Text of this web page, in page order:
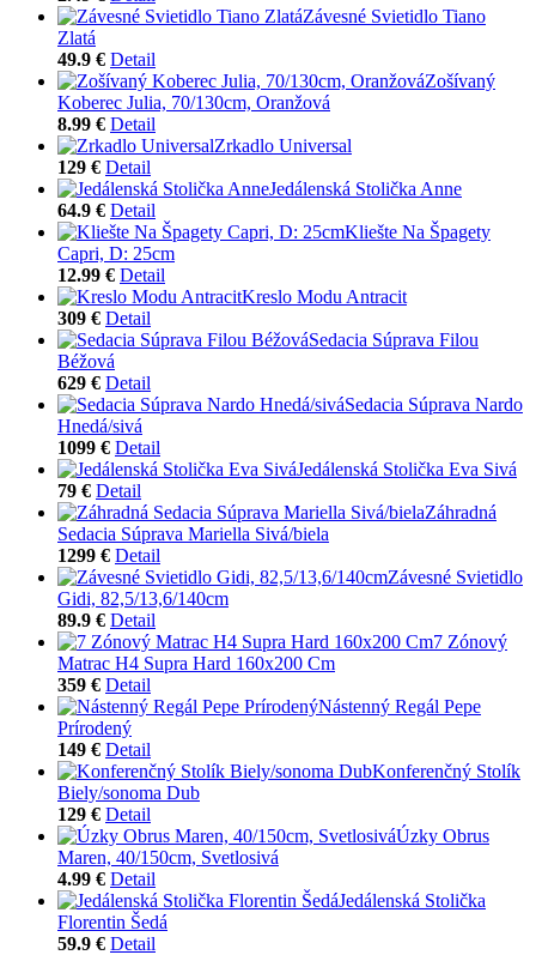
Závesné Svietidlo Tiano
Zlatá
49.9 € Detail
Zošívaný
Koberec Julia, 70/130cm, Oranžová
8.99 € Detail
Zrkadlo Universal
129 € Detail
Jedálenská Stolička Anne
64.9 € Detail
Kliešte Na Špagety
Capri, D: 25cm
12.99 € Detail
Kreslo Modu Antracit
309 € Detail
Sedacia Súprava Filou
Béžová
629 € Detail
Sedacia Súprava Nardo
Hnedá/sivá
1099 € Detail
Jedálenská Stolička Eva Sivá
79 € Detail
Záhradná
Sedacia Súprava Mariella Sivá/biela
1299 € Detail
Závesné Svietidlo
Gidi, 82,5/13,6/140cm
89.9 € Detail
7 Zónový
Matrac H4 Supra Hard 160x200 Cm
359 € Detail
Nástenný Regál Pepe
Prírodený
149 € Detail
Konferenčný Stolík
Biely/sonoma Dub
129 € Detail
Úzky Obrus
Maren, 40/150cm, Svetlosivá
4.99 € Detail
Jedálenská Stolička
Florentin Šedá
59.9 € Detail